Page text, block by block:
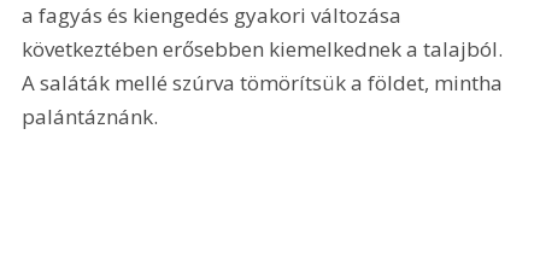
a fagyás és kiengedés gyakori változása
következtében erősebben kiemelkednek a talajból.
A saláták mellé szúrva tömörítsük a földet, mintha
palántáznánk.